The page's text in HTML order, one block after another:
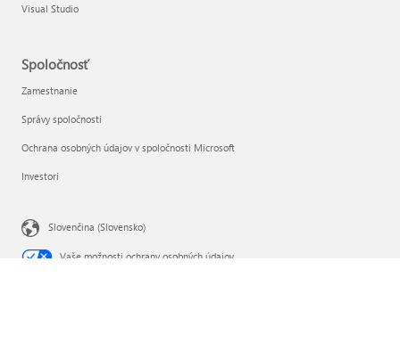
Visual Studio
Spoločnosť
Zamestnanie
Správy spoločnosti
Ochrana osobných údajov v spoločnosti Microsoft
Investori
Slovenčina (Slovensko)
Vaše možnosti ochrany osobných údajov